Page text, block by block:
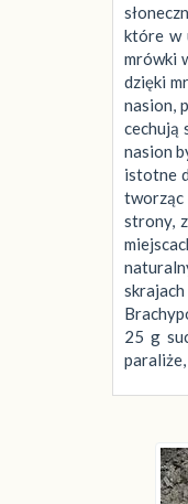
które w
mrówki
dzięki
nasion,
cechują
nasion
istotne
tworząc
strony,
25 g